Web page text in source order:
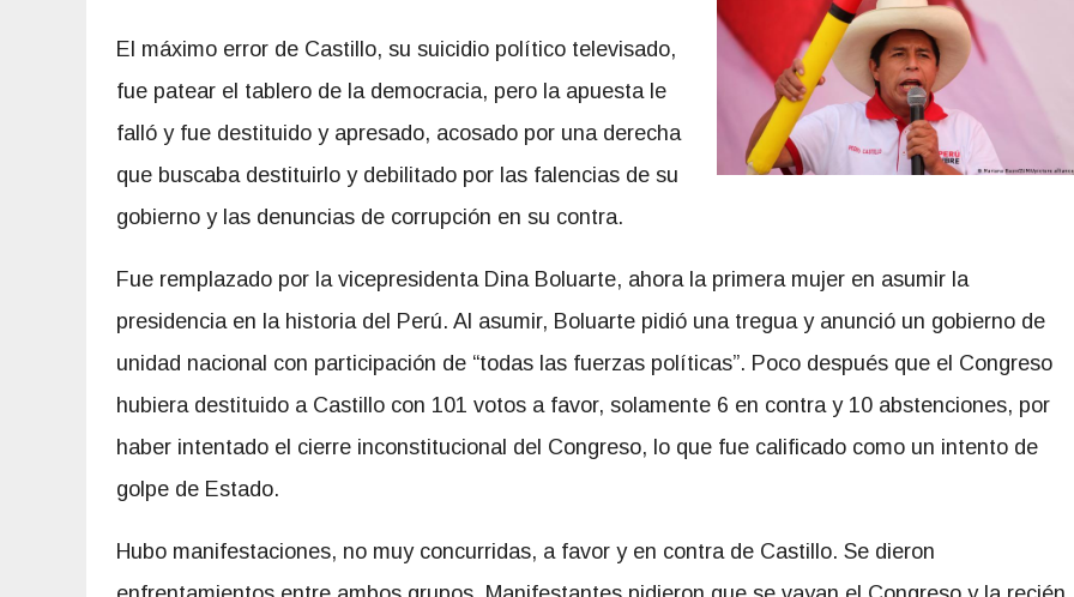
El máximo error de Castillo, su suicidio político televisado,
fue patear el tablero de la democracia, pero la apuesta le
falló y fue destituido y apresado, acosado por una derecha
que buscaba destituirlo y debilitado por las falencias de su
gobierno y las denuncias de corrupción en su contra.
Fue remplazado por la vicepresidenta Dina Boluarte, ahora la primera mujer en asumir la
presidencia en la historia del Perú. Al asumir, Boluarte pidió una tregua y anunció un gobierno de
unidad nacional con participación de “todas las fuerzas políticas”. Poco después que el Congreso
hubiera destituido a Castillo con 101 votos a favor, solamente 6 en contra y 10 abstenciones, por
haber intentado el cierre inconstitucional del Congreso, lo que fue calificado como un intento de
golpe de Estado.
Hubo manifestaciones, no muy concurridas, a favor y en contra de Castillo. Se dieron